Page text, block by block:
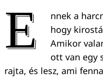
E
nnek a
hogy
Amikor
ott van egy
rajta, és lesz, ami